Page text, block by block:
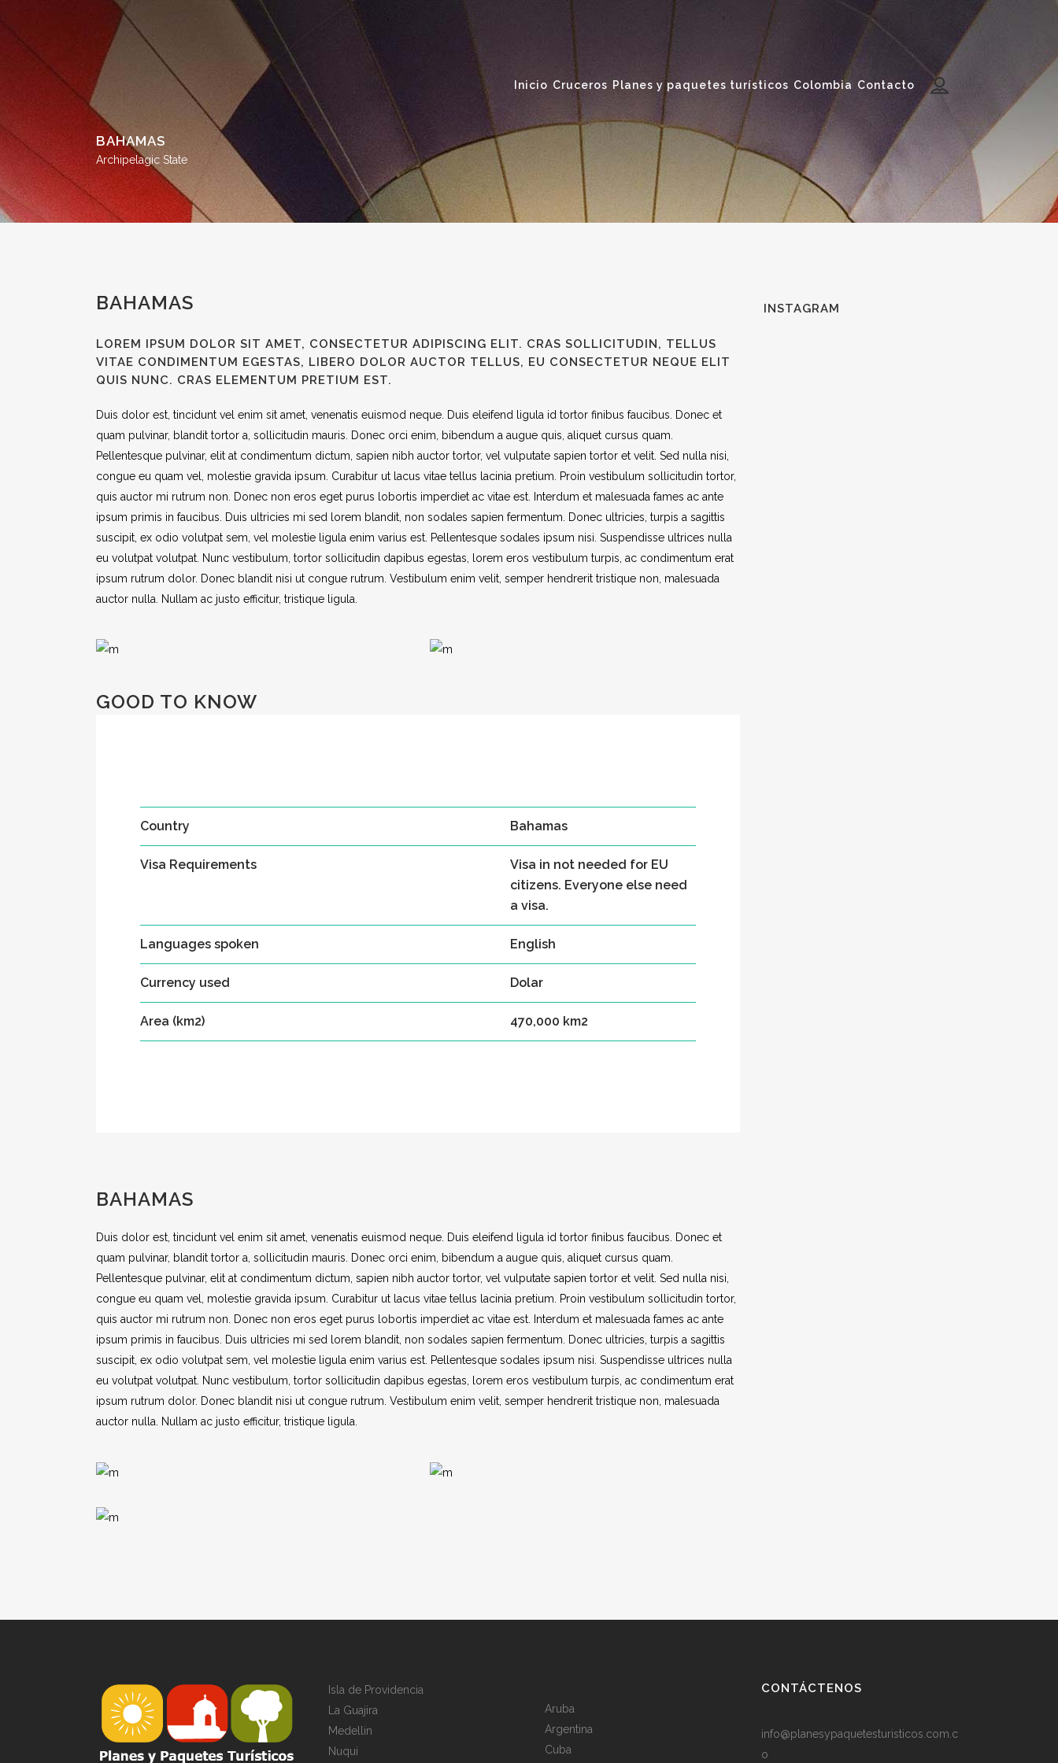
Inicio Cruceros Planes y paquetes turísticos Colombia Contacto
BAHAMAS
Archipelagic State
BAHAMAS
LOREM IPSUM DOLOR SIT AMET, CONSECTETUR ADIPISCING ELIT. CRAS SOLLICITUDIN, TELLUS
VITAE CONDIMENTUM EGESTAS, LIBERO DOLOR AUCTOR TELLUS, EU CONSECTETUR NEQUE ELIT
QUIS NUNC. CRAS ELEMENTUM PRETIUM EST.
Duis dolor est, tincidunt vel enim sit amet, venenatis euismod neque. Duis eleifend ligula id tortor finibus faucibus. Donec et
quam pulvinar, blandit tortor a, sollicitudin mauris. Donec orci enim, bibendum a augue quis, aliquet cursus quam.
Pellentesque pulvinar, elit at condimentum dictum, sapien nibh auctor tortor, vel vulputate sapien tortor et velit. Sed nulla nisi,
congue eu quam vel, molestie gravida ipsum. Curabitur ut lacus vitae tellus lacinia pretium. Proin vestibulum sollicitudin tortor,
quis auctor mi rutrum non. Donec non eros eget purus lobortis imperdiet ac vitae est. Interdum et malesuada fames ac ante
ipsum primis in faucibus. Duis ultricies mi sed lorem blandit, non sodales sapien fermentum. Donec ultricies, turpis a sagittis
suscipit, ex odio volutpat sem, vel molestie ligula enim varius est. Pellentesque sodales ipsum nisi. Suspendisse ultrices nulla
eu volutpat volutpat. Nunc vestibulum, tortor sollicitudin dapibus egestas, lorem eros vestibulum turpis, ac condimentum erat
ipsum rutrum dolor. Donec blandit nisi ut congue rutrum. Vestibulum enim velit, semper hendrerit tristique non, malesuada
auctor nulla. Nullam ac justo efficitur, tristique ligula.
GOOD TO KNOW
Country Bahamas
Visa Requirements
Visa in not needed for EU
citizens. Everyone else need
a visa.
Languages spoken English
Currency used Dolar
Area (km2) 470,000 km2
BAHAMAS
Duis dolor est, tincidunt vel enim sit amet, venenatis euismod neque. Duis eleifend ligula id tortor finibus faucibus. Donec et
quam pulvinar, blandit tortor a, sollicitudin mauris. Donec orci enim, bibendum a augue quis, aliquet cursus quam.
Pellentesque pulvinar, elit at condimentum dictum, sapien nibh auctor tortor, vel vulputate sapien tortor et velit. Sed nulla nisi,
congue eu quam vel, molestie gravida ipsum. Curabitur ut lacus vitae tellus lacinia pretium. Proin vestibulum sollicitudin tortor,
quis auctor mi rutrum non. Donec non eros eget purus lobortis imperdiet ac vitae est. Interdum et malesuada fames ac ante
ipsum primis in faucibus. Duis ultricies mi sed lorem blandit, non sodales sapien fermentum. Donec ultricies, turpis a sagittis
suscipit, ex odio volutpat sem, vel molestie ligula enim varius est. Pellentesque sodales ipsum nisi. Suspendisse ultrices nulla
eu volutpat volutpat. Nunc vestibulum, tortor sollicitudin dapibus egestas, lorem eros vestibulum turpis, ac condimentum erat
ipsum rutrum dolor. Donec blandit nisi ut congue rutrum. Vestibulum enim velit, semper hendrerit tristique non, malesuada
auctor nulla. Nullam ac justo efficitur, tristique ligula.
INSTAGRAM
Isla de Providencia
La Guajira
Medellin
Nuqui
Aruba
Argentina
Cuba
CONTÁCTENOS
info@planesypaquetesturisticos.com.c
o